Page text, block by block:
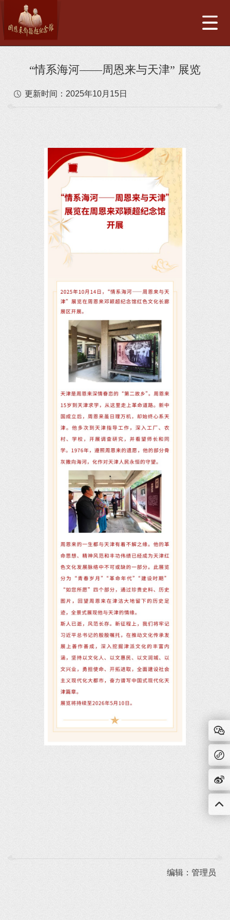
“情系海河——周恩来与天津” 展览
更新时间： 2025年10月15日
编辑：管理员